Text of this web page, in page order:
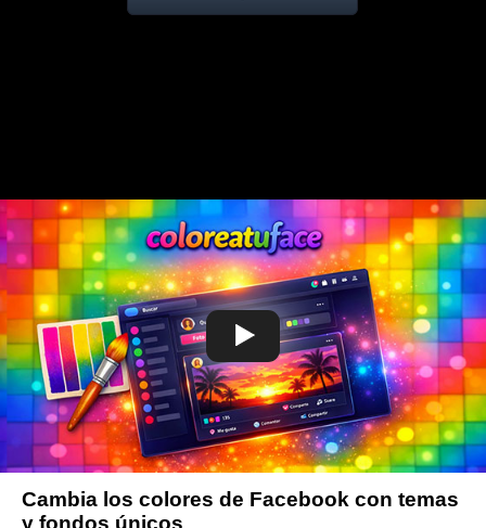
Cambia los colores de Facebook con temas
y fondos únicos